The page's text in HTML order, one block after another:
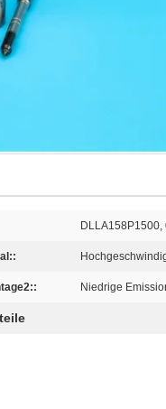
Niedrige